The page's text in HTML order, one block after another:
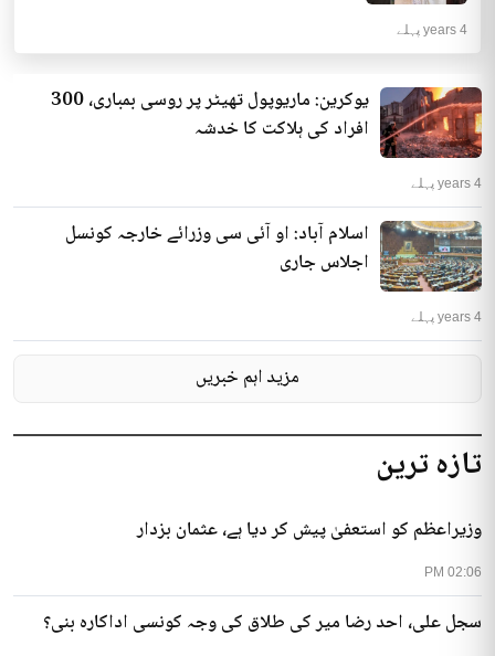
تازہ ترین
02:06 PM
وزیراعظم کو استعفیٰ پیش کر دیا ہے، عثمان بزدار
سجل علی، احد رضا میر کی طلاق کی وجہ کونسی اداکارہ بنی؟
4 years پہلے
یوکرین: ماریوپول تھیٹر پر روسی بمباری، 300
افراد کی ہلاکت کا خدشہ
4 years پہلے
اسلام آباد: او آئی سی وزرائے خارجہ کونسل
اجلاس جاری
4 years پہلے
مزید اہم خبریں